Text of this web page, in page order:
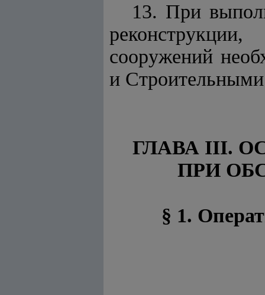
13. При
сооружений
и
ГЛАВА III.
ПРИ
§ 1.